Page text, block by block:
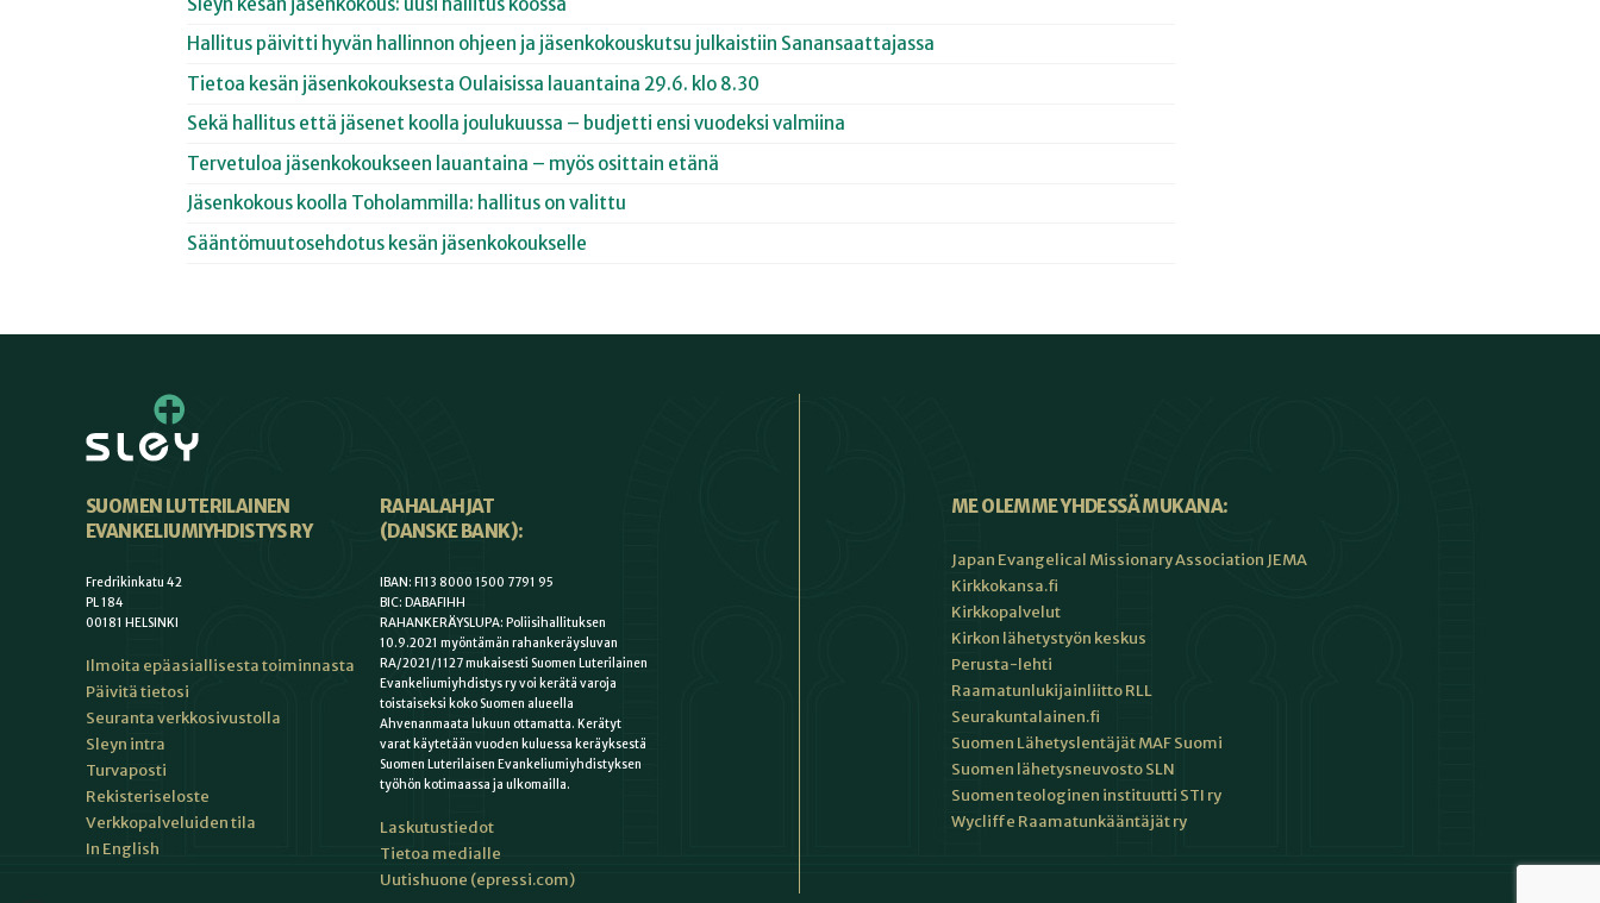
Hallitus päivitti hyvän hallinnon ohjeen ja jäsenkokouskutsu julkaistiin Sanansaattajassa
Tietoa kesän jäsenkokouksesta Oulaisissa lauantaina 29.6. klo 8.30
Sekä hallitus että jäsenet koolla joulukuussa – budjetti ensi vuodeksi valmiina
Tervetuloa jäsenkokoukseen lauantaina – myös osittain etänä
Jäsenkokous koolla Toholammilla: hallitus on valittu
Sääntömuutosehdotus kesän jäsenkokoukselle
SUOMEN LUTERILAINEN
EVANKELIUMIYHDISTYS RY
Fredrikinkatu 42
PL 184
00181 HELSINKI
Ilmoita epäasiallisesta toiminnasta
Päivitä tietosi
Seuranta verkkosivustolla
Sleyn intra
Turvaposti
Rekisteriseloste
Verkkopalveluiden tila
In English
RAHALAHJAT
(DANSKE BANK):
IBAN: FI13 8000 1500 7791 95
BIC: DABAFIHH
RAHANKERÄYSLUPA: Poliisihallituksen
10.9.2021 myöntämän rahankeräysluvan
RA/2021/1127 mukaisesti Suomen Luterilainen
Evankeliumiyhdistys ry voi kerätä varoja
toistaiseksi koko Suomen alueella
Ahvenanmaata lukuun ottamatta. Kerätyt
varat käytetään vuoden kuluessa keräyksestä
Suomen Luterilaisen Evankeliumiyhdistyksen
työhön kotimaassa ja ulkomailla.
Laskutustiedot
Tietoa medialle
Uutishuone (epressi.com)
ME OLEMME YHDESSÄ MUKANA:
Japan Evangelical Missionary Association JEMA
Kirkkokansa.fi
Kirkkopalvelut
Kirkon lähetystyön keskus
Perusta-lehti
Raamatunlukijainliitto RLL
Seurakuntalainen.fi
Suomen Lähetyslentäjät MAF Suomi
Suomen lähetysneuvosto SLN
Suomen teologinen instituutti STI ry
Wycliffe Raamatunkääntäjät ry